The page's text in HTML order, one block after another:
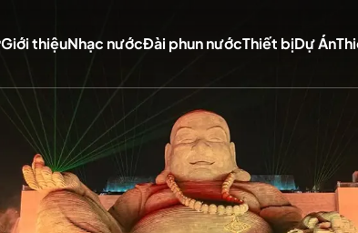
Giới thiệuNhạc nướcĐài phun nướcThiết bịDự Án